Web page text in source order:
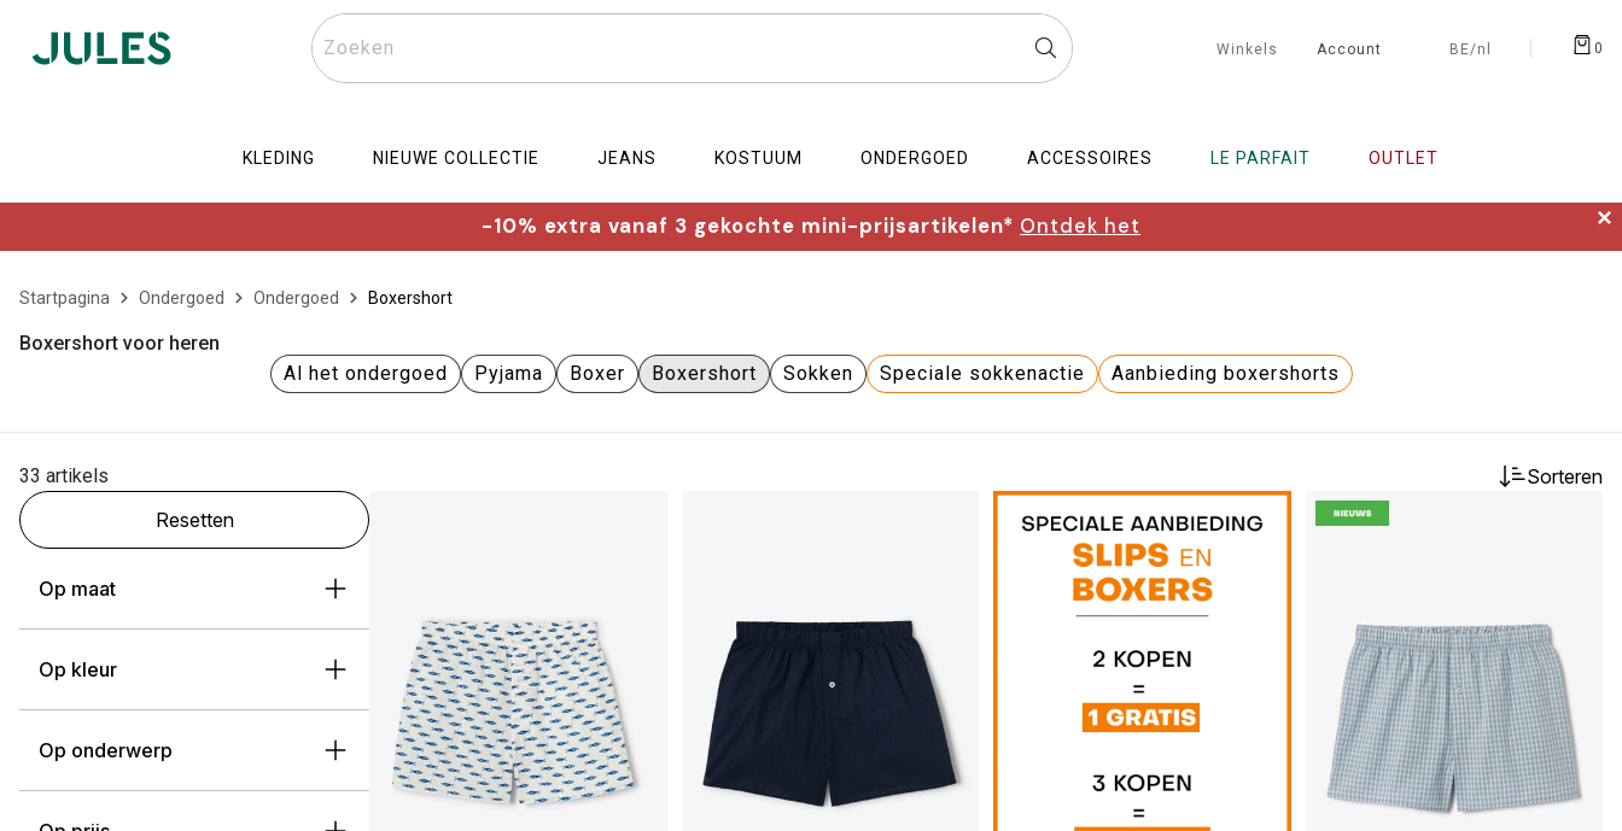
Zoeken Winkels Account BE/nl 0
KLEDING NIEUWE COLLECTIE JEANS KOSTUUM ONDERGOED ACCESSOIRES LE PARFAIT OUTLET
-10% extra vanaf 3 gekochte mini-prijsartikelen* Ontdek het ✕
Startpagina Ondergoed Ondergoed Boxershort
Boxershort voor heren
Al het ondergoed
Pyjama Boxer Boxershort Sokken Speciale sokkenactie Aanbieding boxershorts
33 artikels
Sorteren
Resetten
Op maat
Op kleur
Op onderwerp